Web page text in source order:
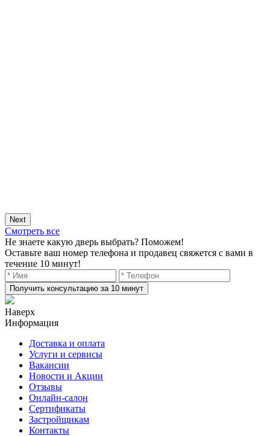
Next
Смотреть все
Не знаете какую дверь выбрать? Поможем!
Оставьте ваш номер телефона и продавец свяжется с вами в
течение 10 минут!
Получить консультацию за 10 минут
Наверх
Информация
Доставка и оплата
Услуги и сервисы
Вакансии
Новости и Акции
Отзывы
Онлайн-салон
Сертификаты
Застройщикам
Контакты